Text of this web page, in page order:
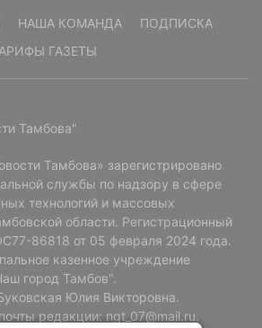
НАША КОМАНДА
ПОДПИСКА
ГАЗЕТЫ
Тамбова"
Тамбова» зарегистрировано
службы по надзору в сфере
технологий и массовых
области. Регистрационный
86818 от 05 февраля 2024 года.
казенное учреждение
город Тамбов".
Юлия Викторовна.
редакции: ngt_07@mail.ru.